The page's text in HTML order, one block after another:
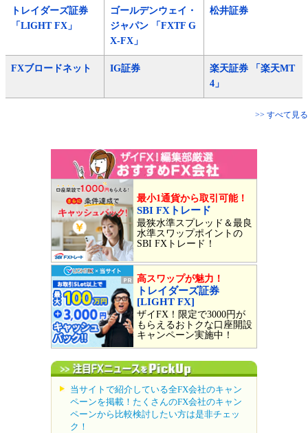
トレイダーズ証券
「LIGHT FX」
ゴールデンウェイ・
ジャパン 「FXTF G
X-FX」
松井証券
FXブロードネット IG証券
楽天証券 「楽天MT
4」
>> すべて見る
最小1通貨から取引可能！
SBI FXトレード
最狭水準スプレッド＆最良
水準スワップポイントの
SBI FXトレード！
高スワップが魅力！
トレイダーズ証券
[LIGHT FX]
ザイFX！限定で3000円が
もらえるおトクな口座開設
キャンペーン実施中！
当サイトで紹介している全FX会社のキャン
ペーンを掲載！たくさんのFX会社のキャン
ペーンから比較検討したい方は是非チェッ
ク！